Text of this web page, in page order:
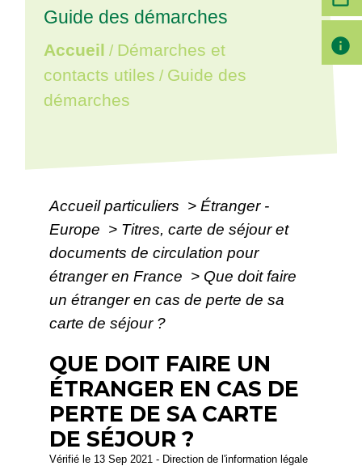
Guide des démarches
Accueil / Démarches et
contacts utiles / Guide des
démarches
Accueil particuliers > Étranger -
Europe > Titres, carte de séjour et
documents de circulation pour
étranger en France > Que doit faire
un étranger en cas de perte de sa
carte de séjour ?
QUE DOIT FAIRE UN
ÉTRANGER EN CAS DE
PERTE DE SA CARTE
DE SÉJOUR ?
Vérifié le 13 Sep 2021 - Direction de l'information légale
info